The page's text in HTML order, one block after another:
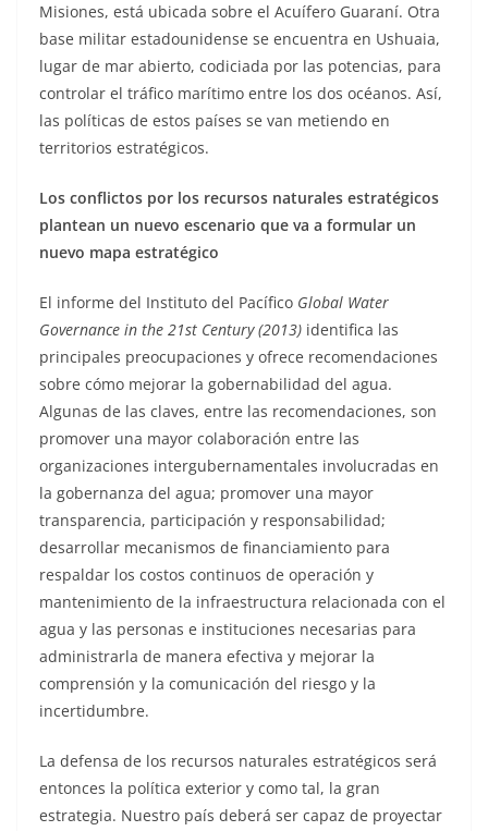
Misiones, está ubicada sobre el Acuífero Guaraní. Otra
base militar estadounidense se encuentra en Ushuaia,
lugar de mar abierto, codiciada por las potencias, para
controlar el tráfico marítimo entre los dos océanos. Así,
las políticas de estos países se van metiendo en
territorios estratégicos.
Los conflictos por los recursos naturales estratégicos
plantean un nuevo escenario que va a formular un
nuevo mapa estratégico
El informe del Instituto del Pacífico Global Water
Governance in the 21st Century (2013) identifica las
principales preocupaciones y ofrece recomendaciones
sobre cómo mejorar la gobernabilidad del agua.
Algunas de las claves, entre las recomendaciones, son
promover una mayor colaboración entre las
organizaciones intergubernamentales involucradas en
la gobernanza del agua; promover una mayor
transparencia, participación y responsabilidad;
desarrollar mecanismos de financiamiento para
respaldar los costos continuos de operación y
mantenimiento de la infraestructura relacionada con el
agua y las personas e instituciones necesarias para
administrarla de manera efectiva y mejorar la
comprensión y la comunicación del riesgo y la
incertidumbre.
La defensa de los recursos naturales estratégicos será
entonces la política exterior y como tal, la gran
estrategia. Nuestro país deberá ser capaz de proyectar